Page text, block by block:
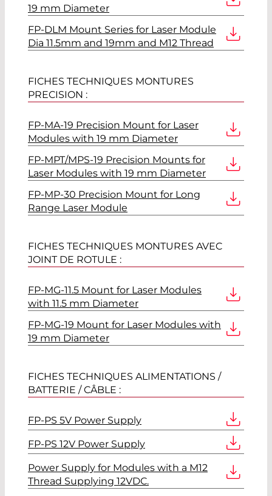
19 mm Diameter
FP-DLM Mount Series for Laser Module
Dia 11.5mm and 19mm and M12 Thread
FICHES TECHNIQUES MONTURES
PRECISION :
FP-MA-19 Precision Mount for Laser
Modules with 19 mm Diameter
FP-MPT/MPS-19 Precision Mounts for
Laser Modules with 19 mm Diameter
FP-MP-30 Precision Mount for Long
Range Laser Module
FICHES TECHNIQUES MONTURES AVEC
JOINT DE ROTULE :
FP-MG-11.5 Mount for Laser Modules
with 11.5 mm Diameter
FP-MG-19 Mount for Laser Modules with
19 mm Diameter
FICHES TECHNIQUES ALIMENTATIONS /
BATTERIE / CÂBLE :
FP-PS 5V Power Supply
FP-PS 12V Power Supply
Power Supply for Modules with a M12
Thread Supplying 12VDC.